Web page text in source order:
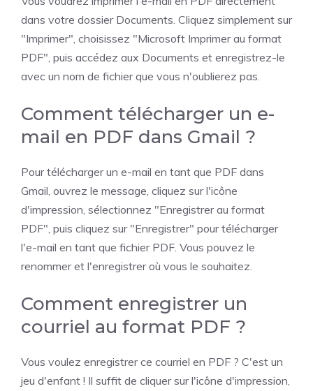
dans votre dossier Documents. Cliquez simplement sur
"Imprimer", choisissez "Microsoft Imprimer au format
PDF", puis accédez aux Documents et enregistrez-le
avec un nom de fichier que vous n'oublierez pas.
Comment télécharger un e-
mail en PDF dans Gmail ?
Pour télécharger un e-mail en tant que PDF dans
Gmail, ouvrez le message, cliquez sur l'icône
d'impression, sélectionnez "Enregistrer au format
PDF", puis cliquez sur "Enregistrer" pour télécharger
l'e-mail en tant que fichier PDF. Vous pouvez le
renommer et l'enregistrer où vous le souhaitez.
Comment enregistrer un
courriel au format PDF ?
Vous voulez enregistrer ce courriel en PDF ? C'est un
jeu d'enfant ! Il suffit de cliquer sur l'icône d'impression,